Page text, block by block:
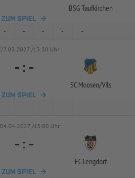
BSG Taufkirchen
ZUM SPIEL
- - - - -
27.03.2027 /13:30 Uhr
- : -
SC Moosen/Vils
ZUM SPIEL
- - - - -
04.04.2027 /13:00 Uhr
- : -
FC Lengdorf
ZUM SPIEL